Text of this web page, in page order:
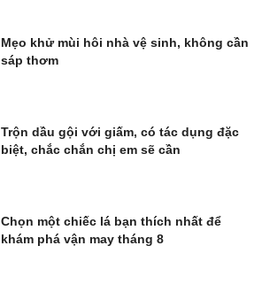
Mẹo khử mùi hôi nhà vệ sinh, không cần
sáp thơm
Trộn dầu gội với giấm, có tác dụng đặc
biệt, chắc chắn chị em sẽ cần
Chọn một chiếc lá bạn thích nhất để
khám phá vận may tháng 8